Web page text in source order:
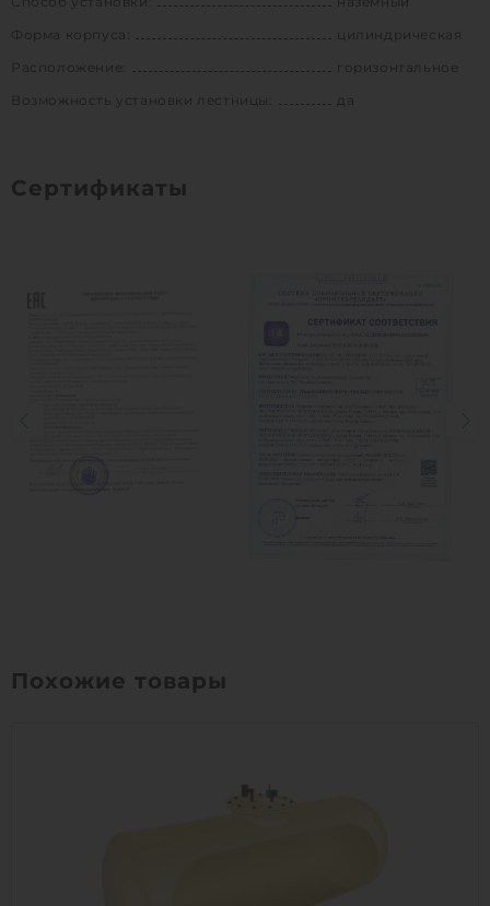
Форма корпуса:
цилиндрическая
Расположение:
горизонтальное
Возможность установки лестницы:
да
Сертификаты
Похожие товары